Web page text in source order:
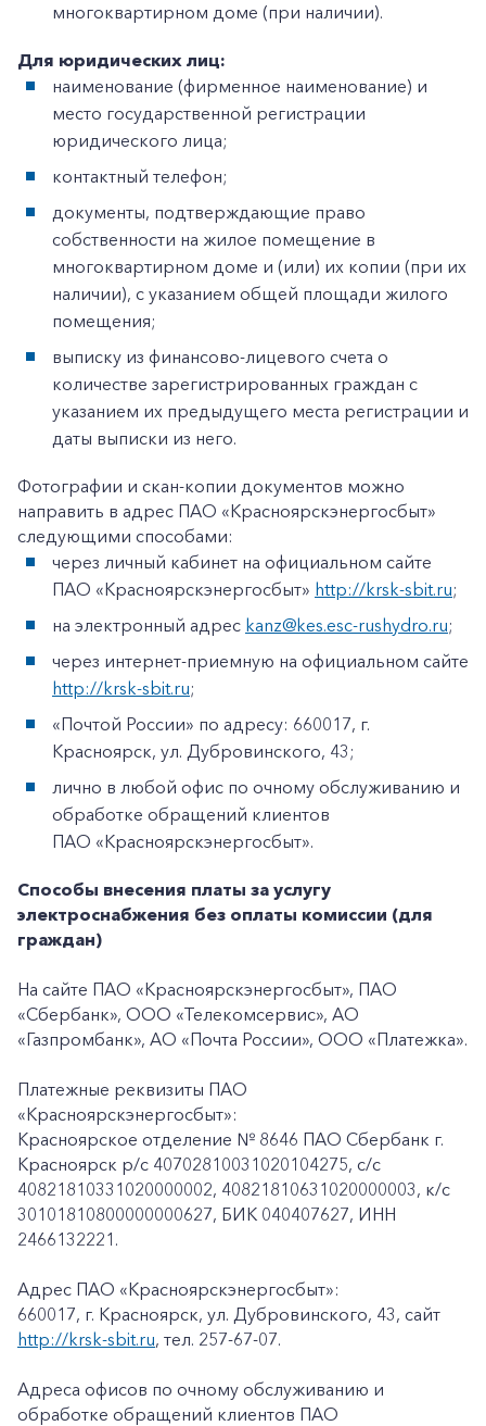
многоквартирном доме (при наличии).
Для юридических лиц:
наименование (фирменное наименование) и
место государственной регистрации
юридического лица;
контактный телефон;
документы, подтверждающие право
собственности на жилое помещение в
многоквартирном доме и (или) их копии (при их
наличии), с указанием общей площади жилого
помещения;
выписку из финансово-лицевого счета о
количестве зарегистрированных граждан с
указанием их предыдущего места регистрации и
даты выписки из него.
Фотографии и скан-копии документов можно
направить в адрес ПАО «Красноярскэнергосбыт»
следующими способами:
через личный кабинет на официальном сайте
ПАО «Красноярскэнергосбыт» http://krsk-sbit.ru;
на электронный адрес kanz@kes.esc-rushydro.ru;
через интернет-приемную на официальном сайте
http://krsk-sbit.ru;
«Почтой России» по адресу: 660017, г.
Красноярск, ул. Дубровинского, 43;
лично в любой офис по очному обслуживанию и
обработке обращений клиентов
ПАО «Красноярскэнергосбыт».
Способы внесения платы за услугу
электроснабжения без оплаты комиссии (для
граждан)
На сайте ПАО «Красноярскэнергосбыт», ПАО
«Сбербанк», ООО «Телекомсервис», АО
«Газпромбанк», АО «Почта России», ООО «Платежка».
Платежные реквизиты ПАО
«Красноярскэнергосбыт»:
Красноярское отделение № 8646 ПАО Сбербанк г.
Красноярск p/c 40702810031020104275, с/с
40821810331020000002, 40821810631020000003, к/c
30101810800000000627, БИК 040407627, ИНН
2466132221.
Адрес ПАО «Красноярскэнергосбыт»:
660017, г. Красноярск, ул. Дубровинского, 43, сайт
http://krsk-sbit.ru, тел. 257-67-07.
Адреса офисов по очному обслуживанию и
обработке обращений клиентов ПАО